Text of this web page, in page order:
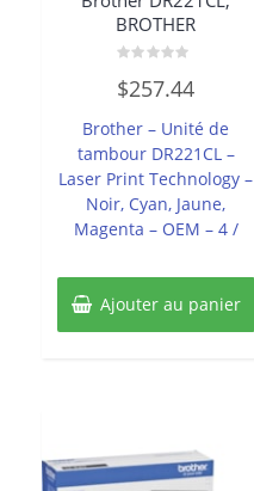
BROTHER
0
sur
$257.44
Brother – Unité de
tambour DR221CL –
Laser Print Technology –
Noir, Cyan, Jaune,
Magenta – OEM – 4 /
Ajouter au panier